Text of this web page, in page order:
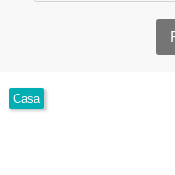
Casa